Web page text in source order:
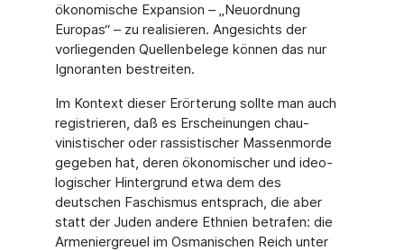
ökonomische Expansion – „Neuordnung
Europas“ – zu realisieren. Angesichts der
vorliegenden Quellenbelege können das nur
Ignoranten bestreiten.
Im Kontext dieser Erörterung sollte man auch
registrieren, daß es Erscheinungen chau-
vinistischer oder rassistischer Massenmorde
gegeben hat, deren ökonomischer und ideo-
logischer Hintergrund etwa dem des
deutschen Faschismus entsprach, die aber
statt der Juden andere Ethnien betrafen: die
Armeniergreuel im Osmanischen Reich unter